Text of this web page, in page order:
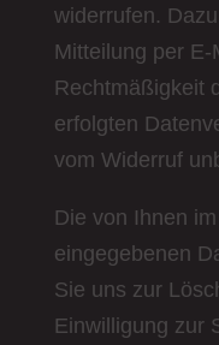
widerrufen.
Mitteilung per
Rechtmäßigkeit
erfolgten
vom Widerruf
Die von Ihnen
eingegebenen
Sie uns zur
Einwilligung zur